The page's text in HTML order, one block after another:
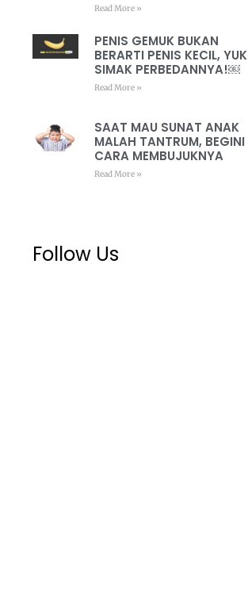
Read More »
PENIS GEMUK BUKAN
BERARTI PENIS KECIL, YUK
SIMAK PERBEDANNYA!￼
Read More »
SAAT MAU SUNAT ANAK
MALAH TANTRUM, BEGINI
CARA MEMBUJUKNYA
Read More »
Follow Us